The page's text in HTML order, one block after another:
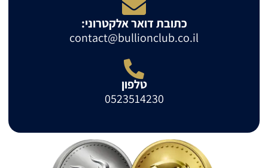
כתובת דואר אלקטרוני:
contact@bullionclub.co.il
טלפון
0523514230